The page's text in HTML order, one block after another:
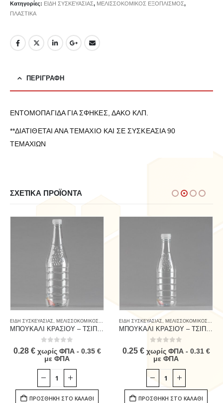
Κατηγορίες: ΕΙΔΗ ΣΥΣΚΕΥΑΣΙΑΣ, ΜΕΛΙΣΣΟΚΟΜΙΚΟΣ ΕΞΟΠΛΙΣΜΟΣ,
ΠΛΑΣΤΙΚΑ
ΠΕΡΙΓΡΑΦΉ
ΕΝΤΟΜΟΠΑΓΙΔΑ ΓΙΑ ΣΦΗΚΕΣ, ΔΑΚΟ ΚΛΠ.
**ΔΙΑΤΙΘΕΤΑΙ ΑΝΑ ΤΕΜΑΧΙΟ ΚΑΙ ΣΕ ΣΥΣΚΕΑΣΙΑ 90
ΤΕΜΑΧΙΩΝ
ΣΧΕΤΙΚΆ ΠΡΟΪΌΝΤΑ
,ΠΛΑΣΤΙΚΑ
ΕΙΔΗ ΣΥΣΚΕΥΑΣΙΑΣ ΜΕΛΙΣΣΟΚΟΜΙΚΟΣ ΕΞΟΠΛΙΣΜΟΣ ,ΠΛΑΣΤΙΚΑ,ΠΡΟΙΟΝΤΑ ΜΕΛΙΣΣΑΣ &
out of 5
0.28 € χωρίς ΦΠΑ - 0.35 €
με ΦΠΑ
ΠΡΟΣΘΉΚΗ ΣΤΟ ΚΑΛΆΘΙ
ΕΙΔΗ ΣΥΣΚΕΥΑΣΙΑΣ ΜΕΛΙΣΣΟΚΟΜΙΚΟΣ ΕΞΟΠΛΙΣΜΟΣ
out of 5
0.25 € χωρίς ΦΠΑ - 0.31 €
με ΦΠΑ
ΠΡΟΣΘΉΚΗ ΣΤΟ ΚΑΛΆΘΙ